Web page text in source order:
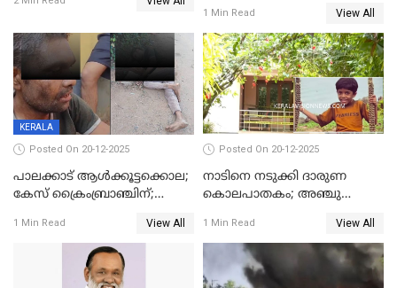
ഊർജ്ജിതമാക്കിമാക്കി
മുഖ്യാതിഥിയായി
മോഹൻലാൽ
1 Min Read View All
KERALA
Posted On 20-12-2025
പാലക്കാട് ആൾക്കൂട്ടക്കൊല;
കേസ് ക്രൈംബ്രാഞ്ചിന്;
അന്വേഷിക്കും
1 Min Read View All
Posted On 20-12-2025
നാടിനെ നടുക്കി ദാരുണ
കൊലപാതകം; അഞ്ചു
കഴുത്തുഞെരിച്ച് കൊന്നു
1 Min Read View All